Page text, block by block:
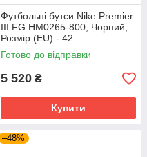
Футбольні бутси Nike Premier
III FG HM0265-800, Чорний,
Розмір (EU) - 42
Готово до відправки
5 520 ₴
Купити
–48%